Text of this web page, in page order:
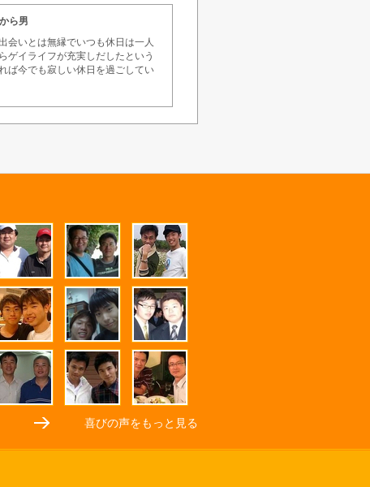
ら男
会いとは無縁でいつも休日は一人
ゲイライフが充実しだしたという
ば今でも寂しい休日を過ごしてい
喜びの声をもっと見る